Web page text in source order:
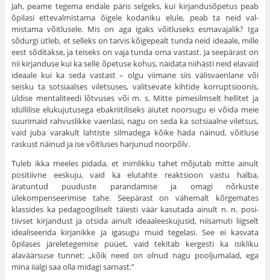
Jah, peame tegema endale päris selgeks, kui kirjandusõpetus peab
õpilasi ettevalmistama õigele kodaniku elule, peab ta neid val­
mistama võitlusele. Mis on aga igaks võitluseks esmavajalik? Iga
sõdurgi ütleb, et selleks on tarvis kõigepealt tunda neid ideaale, mille
eest sõditakse, ja teiseks on vaja tunda oma vastast. Ja see­pärast on
nii kirjanduse kui ka selle õpetuse kohus, näidata nii­hästi neid elavaid
ideaale kui ka seda vastast – olgu viimane siis välisvaenlane või
seisku ta sotsiaalses viletsuses, valitsevate kihtide korruptsioonis,
üldise mentaliteedi lõtvuses või m. s. Mitte pimesilmselt hellitet ja
idüllilise elukujutusega ebakriitiliseks äiutet noorsugu ei võida meie
suurimaid rahvuslikke vaenlasi, nagu on seda ka sotsiaalne viletsus,
vaid juba varakult lahtiste silma­dega kõike häda näinud, võitluse
raskust näinud ja ise võitluses harjunud noorpõlv.
Tuleb ikka meeles pidada, et inimlikku tahet mõjutab mitte ainult
positiivne eeskuju, vaid ka elutahte reaktsioon vastu halba,
äratuntud puuduste parandamise ja omagi nõrkuste
ülekompenseerimise tahe. Seepärast on vähemalt kõrgemates
klassides ka pedagoogiliselt täiesti väär kasutada ainult n. n. posi­
tiivset kirjandust ja otsida ainult ideaaleeskujusid, niisamuti liig­selt
idealiseerida kirjanikke ja igasugu muid tegelasi. See ei kasvata
õpilases järeletegemise püüet, vaid tekitab kergesti ka isik­liku
alaväärsuse tunnet: „kõik need on olnud nagu pooljumalad, ega
mina iialgi saa olla midagi sarnast.”